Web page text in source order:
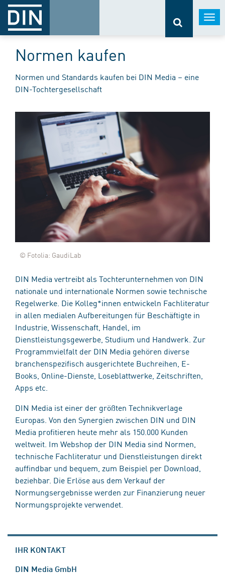
Normen kaufen
Normen und Standards kaufen bei DIN Media – eine
DIN-Tochtergesellschaft
© Fotolia: GaudiLab
DIN Media vertreibt als Tochterunternehmen von DIN
nationale und internationale Normen sowie technische
Regelwerke. Die Kolleg*innen entwickeln Fachliteratur
in allen medialen Aufbereitungen für Beschäftigte in
Industrie, Wissenschaft, Handel, im
Dienstleistungsgewerbe, Studium und Handwerk. Zur
Programmvielfalt der DIN Media gehören diverse
branchenspezifisch ausgerichtete Buchreihen, E-
Books, Online-Dienste, Loseblattwerke, Zeitschriften,
Apps etc.
DIN Media ist einer der größten Technikverlage
Europas. Von den Synergien zwischen DIN und DIN
Media profitieren heute mehr als 150.000 Kunden
weltweit. Im Webshop der DIN Media sind Normen,
technische Fachliteratur und Dienstleistungen direkt
auffindbar und bequem, zum Beispiel per Download,
beziehbar. Die Erlöse aus dem Verkauf der
Normungsergebnisse werden zur Finanzierung neuer
Normungsprojekte verwendet.
IHR KONTAKT
DIN Media GmbH